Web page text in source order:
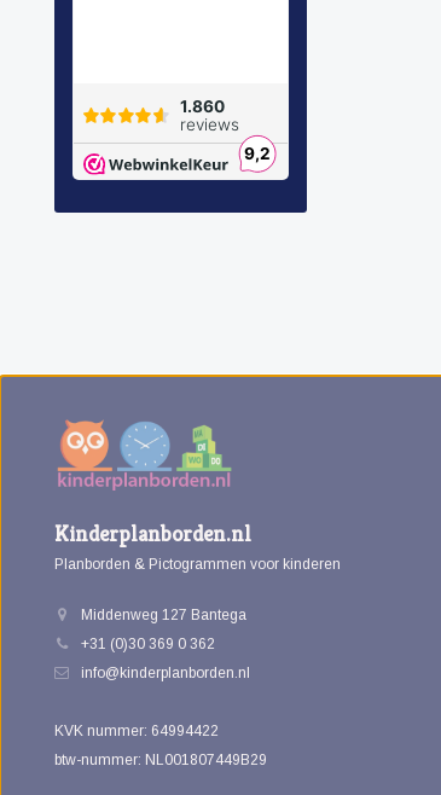
Kinderplanborden.nl
Planborden & Pictogrammen voor kinderen
Middenweg 127 Bantega
+31 (0)30 369 0 362
info@kinderplanborden.nl
KVK nummer: 64994422
btw-nummer: NL001807449B29